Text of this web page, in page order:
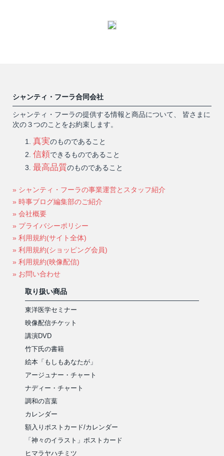
シャンティ・フーラ合同会社
シャンティ・フーラの提供する情報と商品について、 皆さまに
次の３つのことをお約束します。
真実のものであること
信頼できるものであること
最高品質のものであること
» シャンティ・フーラの事業運営とスタッフ紹介
» 時事ブログ編集部のご紹介
» 会社概要
» プライバシーポリシー
» 利用規約(サイト全体)
» 利用規約(ショッピング会員)
» 利用規約(映像配信)
» お問い合わせ
取り扱い商品
東洋医学セミナー
映像配信チケット
講演DVD
竹下氏の書籍
絵本「もしもあなたが」
アージュナー・チャート
ナディー・チャート
調和の言葉
カレンダー
額入りポストカード/カレンダー
「神々のイラスト」ポストカード
ヒマラヤハチミツ